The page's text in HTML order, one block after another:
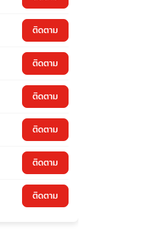
ติดตาม
ติดตาม
ติดตาม
ติดตาม
ติดตาม
ติดตาม